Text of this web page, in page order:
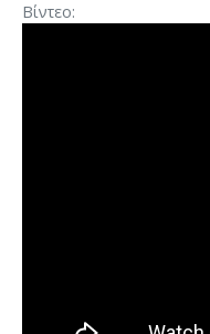
Βίντεο